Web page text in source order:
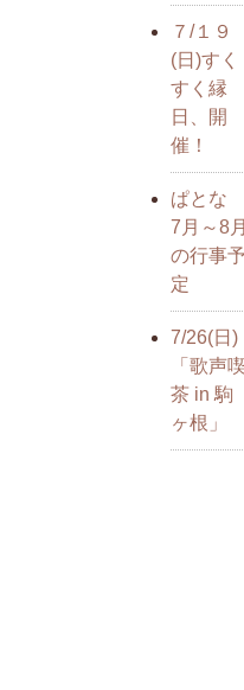
７/１９
(日)すく
すく縁
日、開
催！
ぱと
7月～8
の行事
定
7/26(日)
「歌声
茶 in 駒
ヶ根」